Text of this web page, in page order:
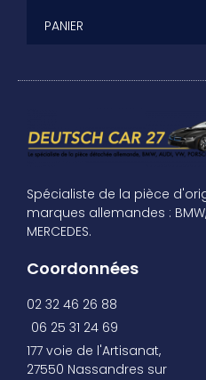
PANIER
Spécialiste de la pièce
marques allemandes : BMW,
MERCEDES.
Coordonnées
02 32 46 26 88
06 25 31 24 69
177 voie de l'Artisanat,
27550 Nassandres sur